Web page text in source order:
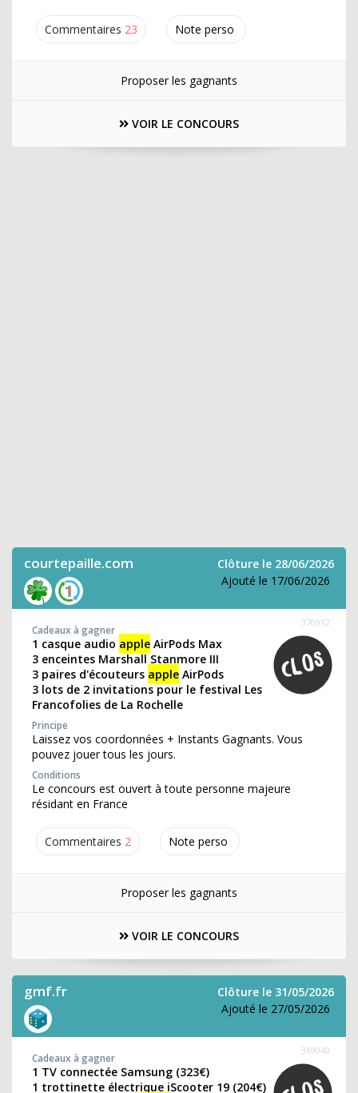
Commentaires 23 Note perso
Proposer les gagnants
VOIR LE CONCOURS
courtepaille.com
Clôture le 28/06/2026
Ajouté le 17/06/2026
Commentaires 2 Note perso
370912
Cadeaux à gagner
1 casque audio apple AirPods Max
3 enceintes Marshall Stanmore III
3 paires d'écouteurs apple AirPods
3 lots de 2 invitations pour le festival Les
Francofolies de La Rochelle
Principe
Laissez vos coordonnées + Instants Gagnants. Vous
pouvez jouer tous les jours.
Conditions
Le concours est ouvert à toute personne majeure
résidant en France
Proposer les gagnants
VOIR LE CONCOURS
gmf.fr
Clôture le 31/05/2026
Ajouté le 27/05/2026
369049
Cadeaux à gagner
1 TV connectée Samsung (323€)
1 trottinette électrique iScooter 19 (204€)